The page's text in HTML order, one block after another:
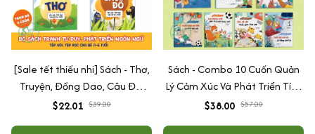
[Sale tết thiếu nhi] Sách - Thơ,
Truyện, Đồng Dao, Câu Đố,
Tập Nói Tập Đọc Cho Bé 0-6
$22.01 $39.00
Sách - Combo 10 Cuốn Quản
Lý Cảm Xúc Và Phát Triển Tính
Cách Cho Bé Từ 2 - 6 Tuổi
$38.00 $57.00